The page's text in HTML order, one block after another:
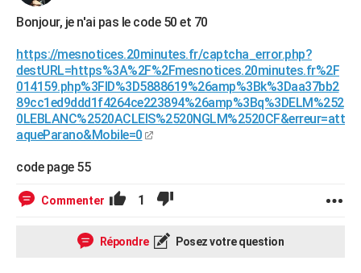
Destinations
City break
Voyage nature
Voyage de noces
Forum
Climat
+PHOTO
GUIDES D'ACHAT
BONS PLANS
CARTE DE VOEUX
Carte de Noël
Carte Bonne année
Carte Saint-Valentin
Carte Pâques
Carte d'anniversaire
Service militaire
Avis de recherche
AVIS DE DÉCÈS
Bonjour, je n'ai pas le code 50 et 70
https://mesnotices.20minutes.fr/captcha_error.php?
destURL=https%3A%2F%2Fmesnotices.20minutes.fr%2F
014159.php%3FID%3D5888619%26amp%3Bk%3Daa37bb2
89cc1ed9ddd1f4264ce223894%26amp%3Bq%3DELM%252
0LEBLANC%2520ACLEIS%2520NGLM%2520CF&erreur=att
aqueParano&Mobile=0
code page 55
Commenter 1
Répondre Posez votre question